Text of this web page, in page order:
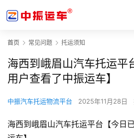
首页 常见问题 托运须知
海西到峨眉山汽车托运平
用户查看了中振运车】
中振汽车托运物流平台 2025年11月28日
海西到峨眉山汽车托运平台【今日